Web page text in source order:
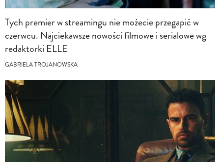
Tych premier w streamingu nie możecie przegapić w
czerwcu. Najciekawsze nowości filmowe i serialowe wg
redaktorki ELLE
GABRIELA TROJANOWSKA